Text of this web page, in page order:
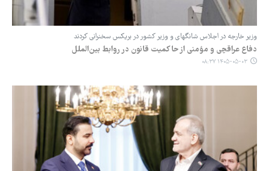
وزیر خارجه در اجلاس شانگهای و وزیر کشور در بریکس سخنرانی کردند
دفاع عراقچی و مؤمنی از حاکمیت قانون در روابط بین‌الملل
۱۴۰۵-۰۵-۰۳ ۰۸:۳۷